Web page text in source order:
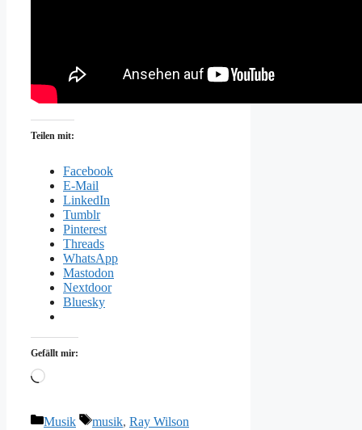
Teilen mit:
Facebook
E-Mail
LinkedIn
Tumblr
Pinterest
Threads
WhatsApp
Mastodon
Nextdoor
Bluesky
Gefällt mir:
Wird
Kategorien
Musik Schlagwörter
musik, Ray Wilson